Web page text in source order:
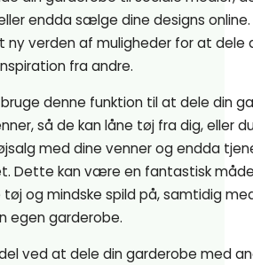
endda sælge dine designs
ny verden af muligheder for at dele
fra andre.
denne funktion til at dele din
så de kan låne tøj fra dig, eller
med dine venner og endda
Dette kan være en fantastisk
og mindske spild på, samtidig
egen garderobe.
ved at dele din garderobe med